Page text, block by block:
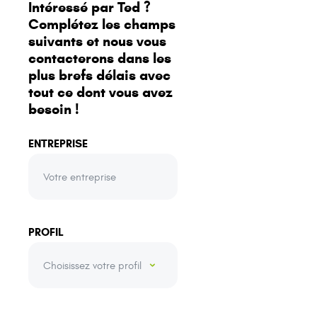
Intéressé par Ted ?
Complétez les champs
suivants et nous vous
contacterons dans les
plus brefs délais avec
tout ce dont vous avez
besoin !
ENTREPRISE
PROFIL